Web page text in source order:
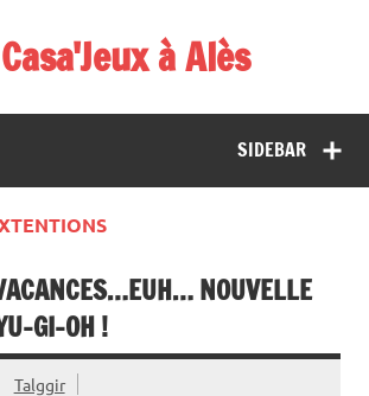
à Alès
démos et de tournois
SIDEBAR
NOUVELLE
GI-OH !
Talggir